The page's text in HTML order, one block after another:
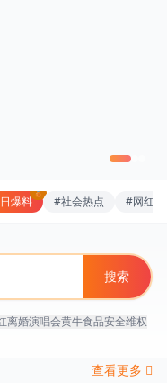
爆料
🥉
#社会热点 #网红
搜索
离婚演唱会黄牛食品安全维权
查看更多